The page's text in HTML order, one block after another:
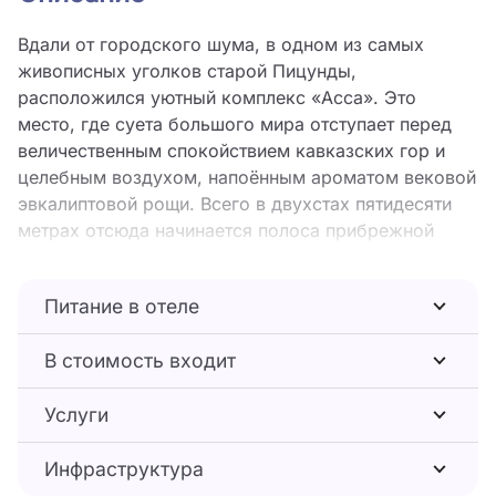
Вдали от городского шума, в одном из самых
живописных уголков старой Пицунды,
расположился уютный комплекс «Асса». Это
место, где суета большого мира отступает перед
величественным спокойствием кавказских гор и
целебным воздухом, напоённым ароматом вековой
эвкалиптовой рощи. Всего в двухстах пятидесяти
метрах отсюда начинается полоса прибрежной
Территория комплекса застроена аккуратными
деревянными домиками из бруса, выполненными в
стиле деревенского шале. Это не просто номера, а
полноценное индивидуальное жильё, состоящее из
двух изолированных комнат, что позволяет гостям
чувствовать себя практически как на собственной
даче, но со всем необходимым для беззаботного
Питание в отеле
В стоимость входит
Услуги
Инфраструктура